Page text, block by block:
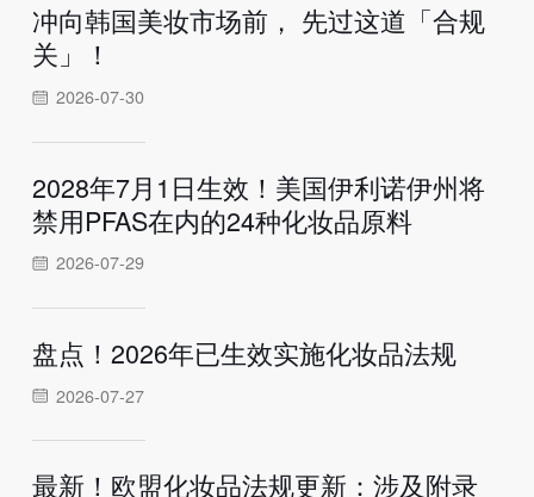
冲向韩国美妆市场前， 先过这道「合规
关」！
2026-07-30
2028年7月1日生效！美国伊利诺伊州将
禁用PFAS在内的24种化妆品原料
2026-07-29
盘点！2026年已生效实施化妆品法规
2026-07-27
最新！欧盟化妆品法规更新：涉及附录